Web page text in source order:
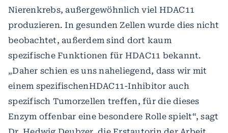
Nierenkrebs, außergewöhnlich viel HDAC11
produzieren. In gesunden Zellen wurde dies nicht
beobachtet, außerdem sind dort kaum
spezifische Funktionen für HDAC11 bekannt.
„Daher schien es uns naheliegend, dass wir mit
einem spezifischenHDAC11-Inhibitor auch
spezifisch Tumorzellen treffen, für die dieses
Enzym offenbar eine besondere Rolle spielt“, sagt